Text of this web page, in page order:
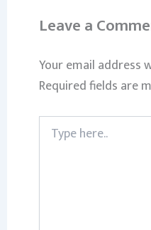
Leave a
Your email address
Required fields are
Type
here..